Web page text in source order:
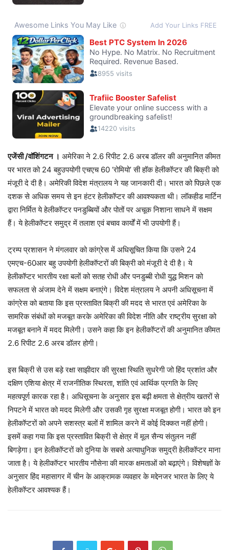
एजेंसी /वॉशिंगटन । अमेरिका ने 2.6 रिपीट 2.6 अरब डॉलर की अनुमानित कीमत
पर भारत को 24 बहुउपयोगी एचएच 60 ‘रोमियो’ सी हॉक हेलीकॉप्टर की बिक्री को
मंजूरी दे दी है। अमेरिकी विदेश मंत्रालय ने यह जानकारी दी। भारत को पिछले एक
दशक से अधिक समय से इन हंटर हेलीकॉप्टर की आवश्यकता थी। लॉकहीड मार्टिन
द्वारा निर्मित ये हेलीकॉप्टर पनडुब्बियों और पोतों पर अचूक निशाना साधने में सक्षम
हैं। ये हेलीकॉप्टर समुद्र में तलाश एवं बचाव कार्यों में भी उपयोगी हैं।
ट्रम्प प्रशासन ने मंगलवार को कांग्रेस में अधिसूचित किया कि उसने 24
एमएच-60आर बहु उपयोगी हेलीकॉप्टरों की बिक्री को मंजूरी दे दी है। ये
हेलीकॉप्टर भारतीय रक्षा बलों को सतह रोधी और पनडुब्बी रोधी युद्ध मिशन को
सफलता से अंजाम देने में सक्षम बनाएंगे। विदेश मंत्रालय ने अपनी अधिसूचना में
कांग्रेस को बताया कि इस प्रस्तावित बिक्री की मदद से भारत एवं अमेरिका के
सामरिक संबंधों को मजबूत करके अमेरिका की विदेश नीति और राष्ट्रीय सुरक्षा को
मजबूत बनाने में मदद मिलेगी। उसने कहा कि इन हेलीकॉप्टरों की अनुमानित कीमत
2.6 रिपीट 2.6 अरब डॉलर होगी।
इस बिक्री से उस बड़े रक्षा साझीदार की सुरक्षा स्थिति सुधरेगी जो हिंद प्रशांत और
दक्षिण एशिया क्षेत्र में राजनीतिक स्थिरता, शांति एवं आर्थिक प्रगति के लिए
महत्वपूर्ण कारक रहा है। अधिसूचना के अनुसार इस बढ़ी क्षमता से क्षेत्रीय खतरों से
निपटने में भारत को मदद मिलेगी और उसकी गृह सुरक्षा मजबूत होगी। भारत को इन
हेलीकॉप्टरों को अपने सशस्त्र बलों में शामिल करने में कोई दिक्कत नहीं होगी।
इसमें कहा गया कि इस प्रस्तावित बिक्री से क्षेत्र में मूल सैन्य संतुलन नहीं
बिगड़ेगा। इन हेलीकॉप्टरों को दुनिया के सबसे अत्याधुनिक समुद्री हेलीकॉप्टर माना
जाता है। ये हेलीकॉप्टर भारतीय नौसेना की मारक क्षमताओं को बढ़ाएंगे। विशेषज्ञों के
अनुसार हिंद महासागर में चीन के आक्रामक व्यवहार के मद्देनजर भारत के लिए ये
हेलीकॉप्टर आवश्यक हैं।